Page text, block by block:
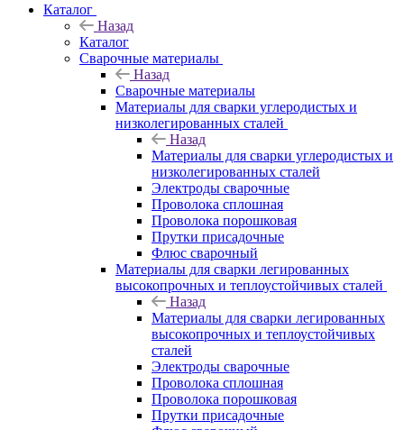
Каталог
Назад
Каталог
Сварочные материалы
Назад
Сварочные материалы
Материалы для сварки углеродистых и
низколегированных сталей
Назад
Материалы для сварки углеродистых и
низколегированных сталей
Электроды сварочные
Проволока сплошная
Проволока порошковая
Прутки присадочные
Флюс сварочный
Материалы для сварки легированных
высокопрочных и теплоустойчивых сталей
Назад
Материалы для сварки легированных
высокопрочных и теплоустойчивых
сталей
Электроды сварочные
Проволока сплошная
Проволока порошковая
Прутки присадочные